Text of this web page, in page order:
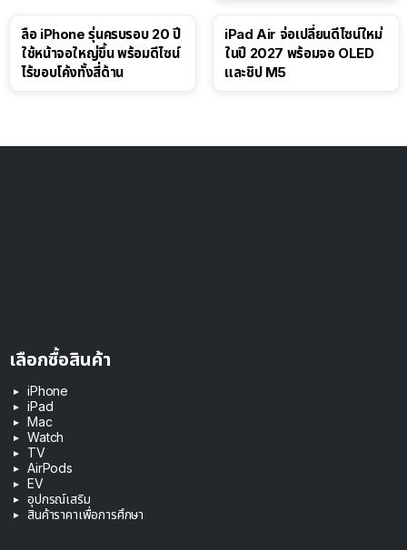
ลือ iPhone รุ่นครบรอบ 20 ปี
ใช้หน้าจอใหญ่ขึ้น พร้อมดีไซน์
ไร้ขอบโค้งทั้งสี่ด้าน
iPad Air จ่อเปลี่ยนดีไซน์ใหม่
ในปี 2027 พร้อมจอ OLED
และชิป M5
เลือกซื้อสินค้า
iPhone
iPad
Mac
Watch
TV
AirPods
EV
อุปกรณ์เสริม
สินค้าราคาเพื่อการศึกษา